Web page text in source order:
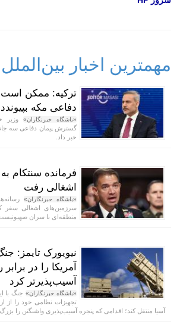
مهمترین اخبار بین‌الملل
ترکیه: ممکن است
دفاعی مکه بپیوندد
«باشگاه خبرنگاران» وزیر
گسترش پیمان دفاعی سه
خبر داد.
فرمانده سنتکام
اشغالی رفت
«باشگاه خبرنگاران»
سرزمین‌های اشغالی سفر
منطقه‌ای با سران
نیویورک تایمز:
آمریکا را در
آسیب‌پذیرتر کرد
«باشگاه خبرنگاران»جنگ با
تجهیزات نظامی خود را از
آسیا منتقل کند؛ اقدامی که پنجره آسیب‌پذیری واشنگتن را